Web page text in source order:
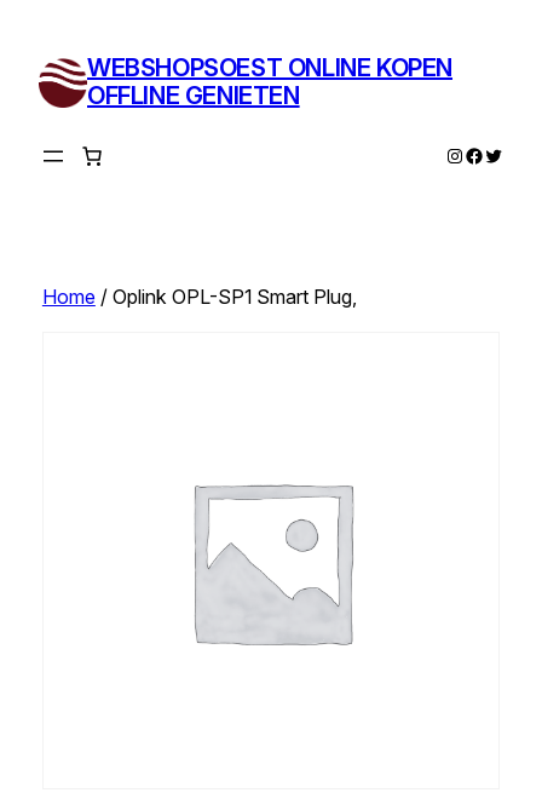
inhoud
WEBSHOPSOEST ONLINE KOPEN
OFFLINE GENIETEN
Instagram
Twitter
Home/ Oplink OPL-SP1 Smart Plug,